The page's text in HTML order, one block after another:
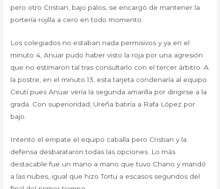
pero otro Cristian, bajo palos, se encargó de mantener la
portería rojilla a cero en todo momento.
Los colegiados no estaban nada permisivos y ya en el
minuto 4, Anuar pudo haber visto la roja por una agresión
que no estimaron tal tras consultarlo con el tercer árbitro. A
la postre, en el minuto 13, esta tarjeta condenaría al equipo
Ceutí pues Anuar vería la segunda amarilla por dirigirse a la
grada. Con superioridad, Ureña batiría a Rafa López por
bajo.
Intentó el empate el equipo caballa pero Cristian y la
defensa desbarataron todas las opciones. Lo más
destacable fue un mano a mano que tuvo Chano y mandó
a las nubes, igual que hizo Tortu a escasos segundos del